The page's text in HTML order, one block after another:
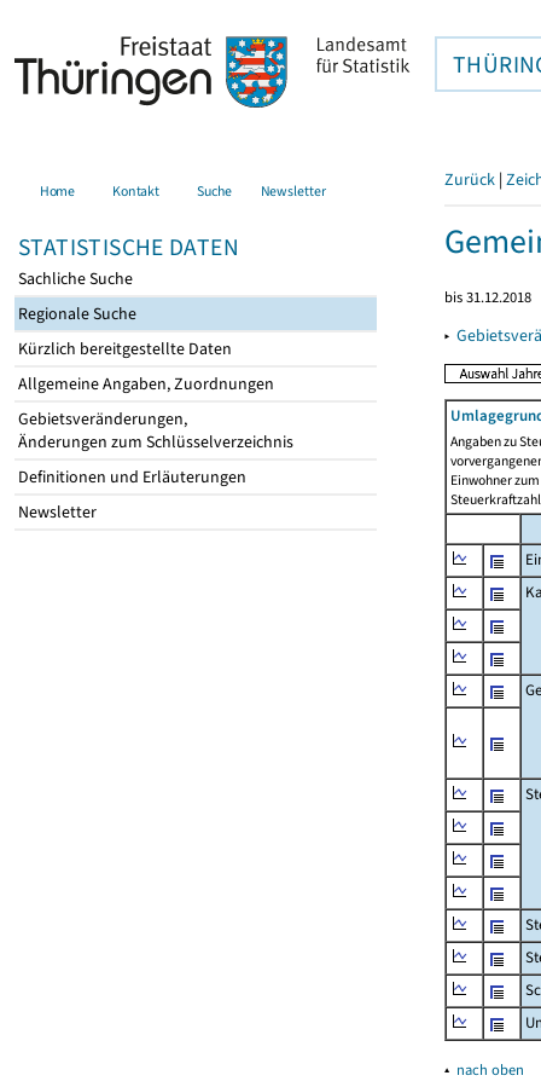
Home Kontakt Suche Newsletter
STATISTISCHE DATEN
Sachliche Suche
Regionale Suche
Kürzlich bereitgestellte Daten
Allgemeine Angaben, Zuordnungen
Gebietsveränderungen,
Änderungen zum Schlüsselverzeichnis
Definitionen und Erläuterungen
Newsletter
Zurück |
bis 31.12.2018
▸
Angaben zu
Einwohner
▴ nach oben